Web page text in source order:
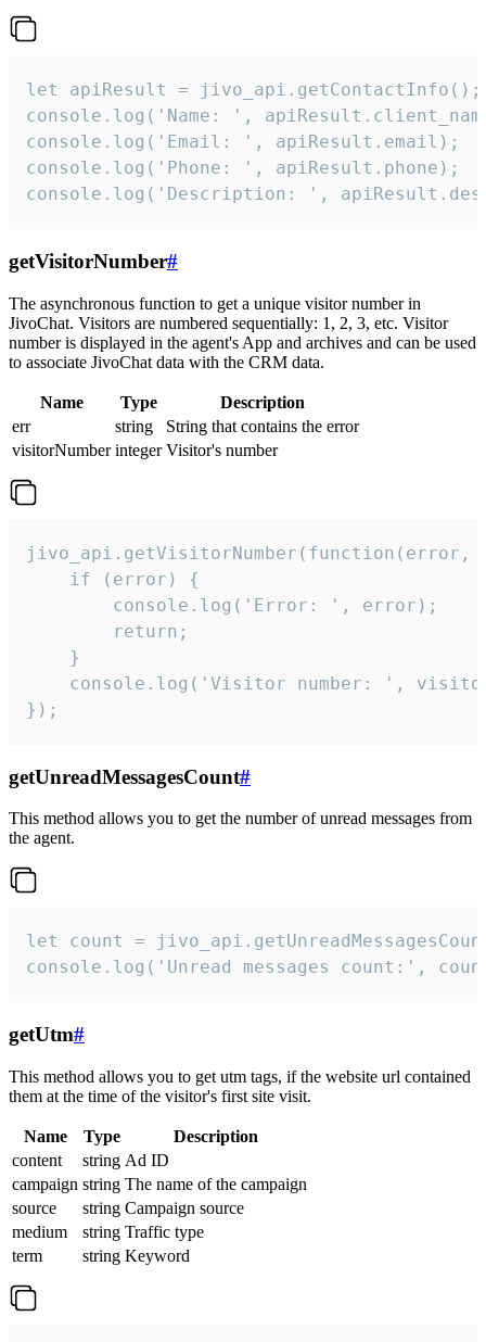
let apiResult = jivo_api.getContactInfo();
console.log('Name: ',
console.log('Email: ', apiResult.email);
console.log('Phone: ', apiResult.phone);
console.log('Description: ',
getVisitorNumber#
The asynchronous function to get a unique visitor number in
JivoChat. Visitors are numbered sequentially: 1, 2, 3, etc. Visitor
number is displayed in the agent's App and archives and can be used
to associate JivoChat data with the CRM data.
Name Type
Description
err
string
String that contains the error
visitorNumber integer Visitor's number
jivo_api.getVisitorNumber(function(error,
    if (error) {
        console.log('Error: ', error);
        return;
    }
console.log('Visitor number: ',
});
getUnreadMessagesCount#
This method allows you to get the number of unread messages from
the agent.
let count =
console.log('Unread messages count:',
getUtm#
This method allows you to get utm tags, if the website url contained
them at the time of the visitor's first site visit.
Name Type
Description
content
string Ad ID
campaign string The name of the campaign
source
string Campaign source
medium
string Traffic type
term
string Keyword